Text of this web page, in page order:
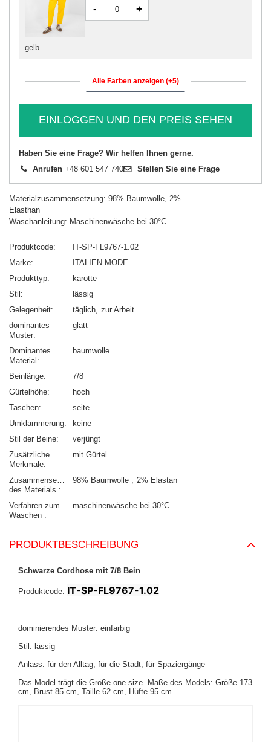
gelb
- +
Alle Farben anzeigen (+5)
EINLOGGEN UND DEN PREIS SEHEN
Haben Sie eine Frage? Wir helfen Ihnen gerne.
Anrufen +48 601 547 740 Stellen Sie eine Frage
Materialzusammensetzung: 98% Baumwolle, 2%
Elasthan
Waschanleitung: Maschinenwäsche bei 30°C
Produktcode
IT-SP-FL9767-1.02
Marke
ITALIEN MODE
Produkttyp
karotte
Stil
lässig
Gelegenheit
täglich zur Arbeit
dominantes
Muster
glatt
Dominantes
Material
baumwolle
Beinlänge
7/8
Gürtelhöhe
hoch
Taschen
seite
Umklammerung
keine
Stil der Beine
verjüngt
Zusätzliche
Merkmale
mit Gürtel
Zusammensetzung
des Materials
98% Baumwolle 2% Elastan
Verfahren zum
Waschen
maschinenwäsche bei 30°C
PRODUKTBESCHREIBUNG
Schwarze Cordhose mit 7/8 Bein.
Produktcode: IT-SP-FL9767-1.02
dominierendes Muster: einfarbig
Stil: lässig
Anlass: für den Alltag, für die Stadt, für Spaziergänge
Das Model trägt die Größe one size. Maße des Models: Größe 173
cm, Brust 85 cm, Taille 62 cm, Hüfte 95 cm.